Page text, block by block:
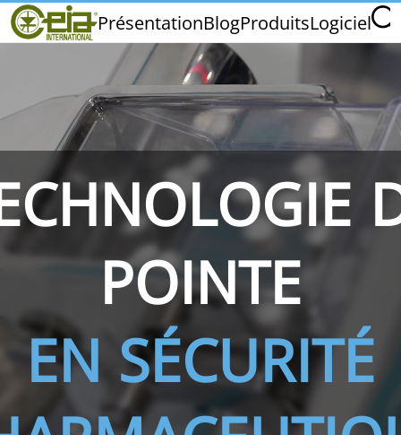
PrésentationBlogProduitsLogiciel
Home
CEIA INTERNATIONAL
Salons et Événements
THS/PH210 THS/PH210-FFV THS/
THS/PH21N-FB THS/PH21N-FFV
THS/
D25
POINTE
EN SÉCURITÉ